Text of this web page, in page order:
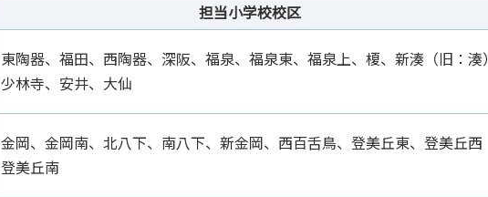
担当小学校校区
東陶器、福田、西陶器、深阪、福泉、福泉東、福泉上、榎、新湊（旧：湊）
少林寺、安井、大仙
金岡、金岡南、北八下、南八下、新金岡、西百舌鳥、登美丘東、登美丘西
登美丘南